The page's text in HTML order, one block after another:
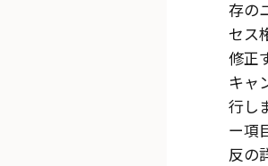
存の
セス
修正
キャ
行し
ー項
反の